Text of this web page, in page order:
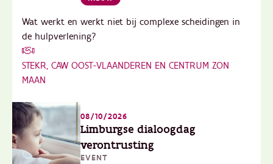
Wat werkt en werkt niet bij complexe scheidingen in
de hulpverlening?
STEKR, CAW OOST-VLAANDEREN EN CENTRUM ZON
MAAN
08/10/2026
Limburgse dialoogdag
verontrusting
EVENT